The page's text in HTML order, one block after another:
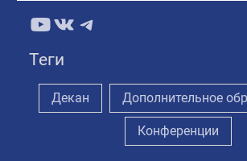
YouTube
ВКонтакте
Telegram
Теги
Декан Дополнительное
Конференции